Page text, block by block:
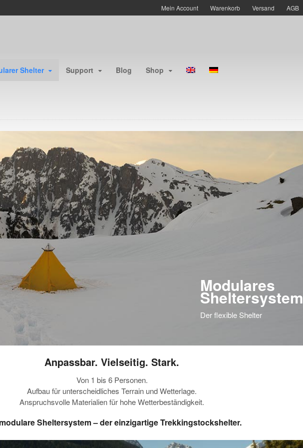
Mein Account Warenkorb Versand AGB
Shelter Support Blog Shop
Modulares
Sheltersystem
Der flexible Shelter
Anpassbar. Vielseitig. Stark.
Von 1 bis 6 Personen.
Aufbau für unterscheidliches Terrain und Wetterlage.
Anspruchsvolle Materialien für hohe Wetterbeständigkeit.
Sheltersystem – der einzigartige Trekkingstockshelter.